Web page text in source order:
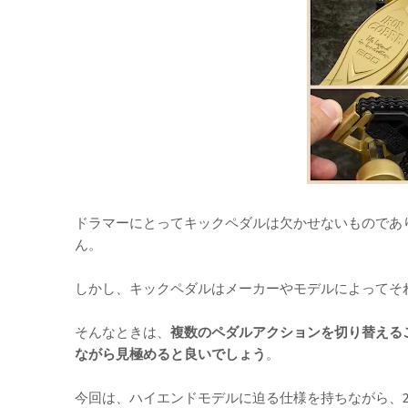
ドラマーにとってキックペダルは欠かせないもので
ん。
しかし、キックペダルはメーカーやモデルによって
そんなときは、 複数のペダルアクションを切り替え
ながら見極めると良いでしょう 。
今回は、ハイエンドモデルに迫る仕様を持ちながら